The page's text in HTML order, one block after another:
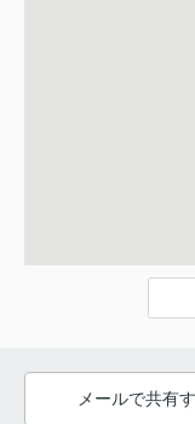
メールで共有